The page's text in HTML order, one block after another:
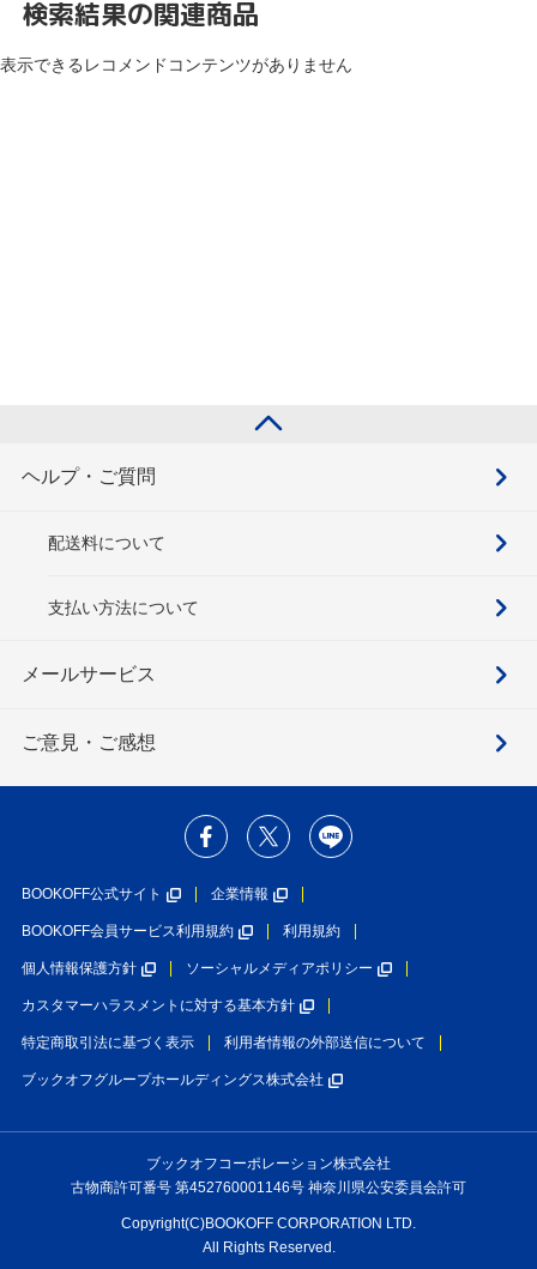
検索結果の関連商品
表示できるレコメンドコンテンツがありません
ヘルプ・ご質問
配送料について
支払い方法について
メールサービス
ご意見・ご感想
BOOKOFF公式サイト 企業情報
BOOKOFF会員サービス利用規約 利用規約
個人情報保護方針 ソーシャルメディアポリシー
カスタマーハラスメントに対する基本方針
特定商取引法に基づく表示 利用者情報の外部送信について
ブックオフグループホールディングス株式会社
ブックオフコーポレーション株式会社
古物商許可番号 第452760001146号 神奈川県公安委員会許可
Copyright(C)BOOKOFF CORPORATION LTD.
All Rights Reserved.